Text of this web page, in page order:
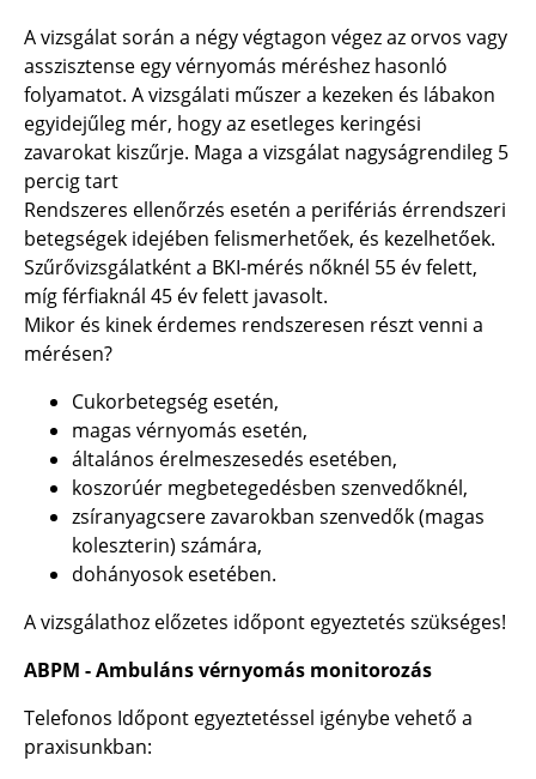
A vizsgálat során a négy végtagon végez az orvos vagy
asszisztense egy vérnyomás méréshez hasonló
folyamatot. A vizsgálati műszer a kezeken és lábakon
egyidejűleg mér, hogy az esetleges keringési
zavarokat kiszűrje. Maga a vizsgálat nagyságrendileg 5
percig tart
Rendszeres ellenőrzés esetén a perifériás érrendszeri
betegségek idejében felismerhetőek, és kezelhetőek.
Szűrővizsgálatként a BKI-mérés nőknél 55 év felett,
míg férfiaknál 45 év felett javasolt.
Mikor és kinek érdemes rendszeresen részt venni a
mérésen?
Cukorbetegség esetén,
magas vérnyomás esetén,
általános érelmeszesedés esetében,
koszorúér megbetegedésben szenvedőknél,
zsíranyagcsere zavarokban szenvedők (magas
koleszterin) számára,
dohányosok esetében.
A vizsgálathoz előzetes időpont egyeztetés szükséges!
ABPM - Ambuláns vérnyomás monitorozás
Telefonos Időpont egyeztetéssel igénybe vehető a
praxisunkban: